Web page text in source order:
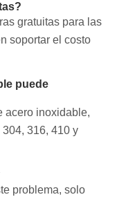
gratuitas para las
soportar el costo
puede
acero inoxidable,
316, 410 y
problema, solo